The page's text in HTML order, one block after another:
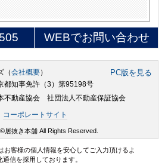
WEBでお問い合わせ
（会社概要） PC版を見る
都知事免許（3）第95198号
不動産協会 社団法人不動産保証協会
コーポレートサイト
居抜き本舗 All Rights Reserved.
お客様の個人情報を安心してご入力頂けるよ
通信を採用しております。